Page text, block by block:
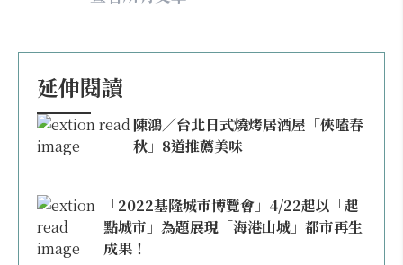
築整合行銷專案之規畫執行工作。
延伸閱讀
陳鴻／台北日式燒烤居酒屋「俠嗑春
秋」8道推薦美味
「2022基隆城市博覽會」4/22起以「起
點城市」為題展現「海港山城」都市再生
成果！